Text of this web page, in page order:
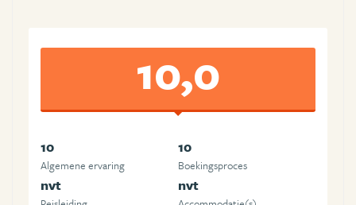
10,0
10
Algemene ervaring
10
Boekingsproces
nvt nvt